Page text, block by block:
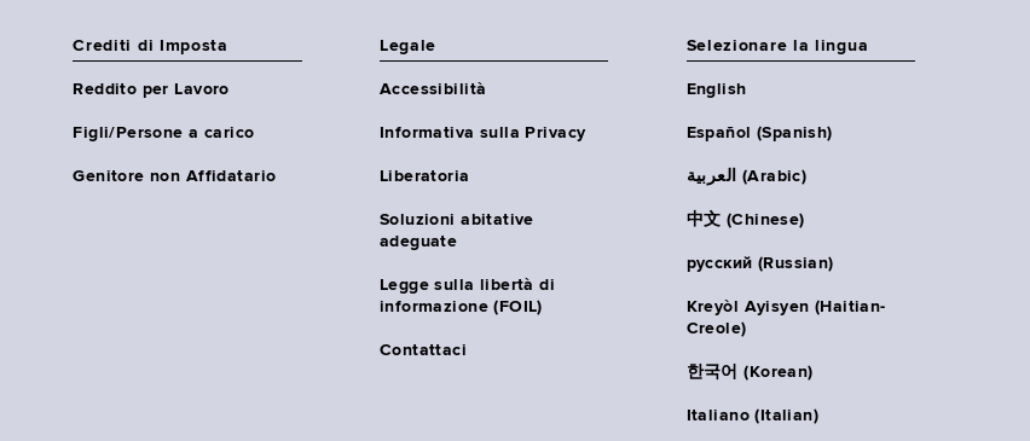
Crediti di Imposta
Reddito per Lavoro
Figli/Persone a carico
Genitore non Affidatario
Legale
Accessibilità
Informativa sulla Privacy
Liberatoria
Soluzioni abitative
adeguate
Legge sulla libertà di
informazione (FOIL)
Contattaci
Selezionare la lingua
English
Español (Spanish)
العربية (Arabic)
中文 (Chinese)
русский (Russian)
Kreyòl Ayisyen (Haitian-
Creole)
한국어 (Korean)
Italiano (Italian)